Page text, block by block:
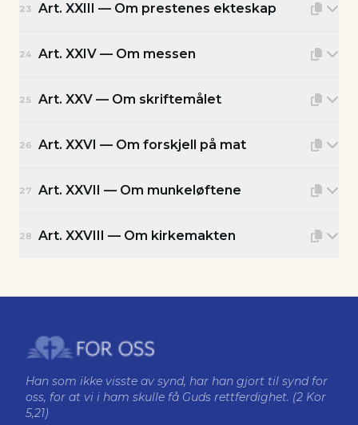
23 Art. XXIII — Om prestenes ekteskap
24 Art. XXIV — Om messen
25 Art. XXV — Om skriftemålet
26 Art. XXVI — Om forskjell på mat
27 Art. XXVII — Om munkeløftene
28 Art. XXVIII — Om kirkemakten
Han som ikke visste av synd, har han gjort til synd for
oss, for at vi i ham skulle få Guds rettferdighet. (2 Kor
5,21)